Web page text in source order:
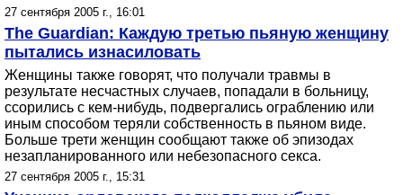
27 сентября 2005 г., 16:01
The Guardian: Каждую третью пьяную женщину
пытались изнасиловать
Женщины также говорят, что получали травмы в
результате несчастных случаев, попадали в больницу,
ссорились с кем-нибудь, подвергались ограблению или
иным способом теряли собственность в пьяном виде.
Больше трети женщин сообщают также об эпизодах
незапланированного или небезопасного секса.
27 сентября 2005 г., 15:31